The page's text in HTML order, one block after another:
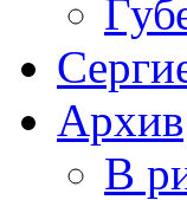
Архив
В